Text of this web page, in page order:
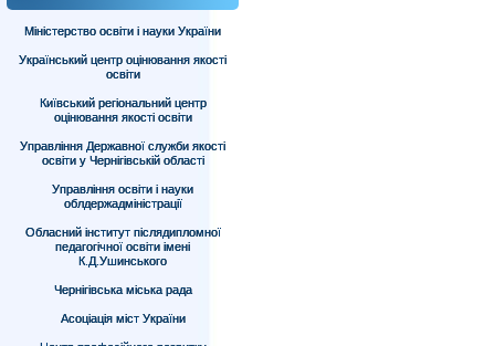
Міністерство освіти і науки України
Український центр оцінювання якості
освіти
Київський регіональний центр
оцінювання якості освіти
Управління Державної служби якості
освіти у Чернігівській області
Управління освіти і науки
облдержадміністрації
Обласний інститут післядипломної
педагогічної освіти імені
К.Д.Ушинського
Чернігівська міська рада
Асоціація міст України